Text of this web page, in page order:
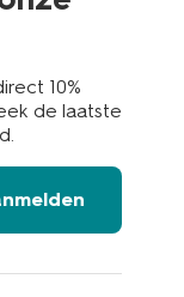
10%
de laatste